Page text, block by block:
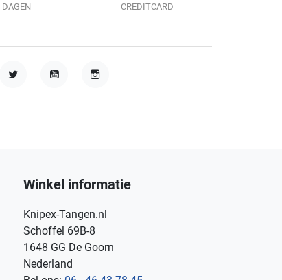
DAGEN
CREDITCARD
Winkel informatie
Knipex-Tangen.nl
Schoffel 69B-8
1648 GG De Goorn
Nederland